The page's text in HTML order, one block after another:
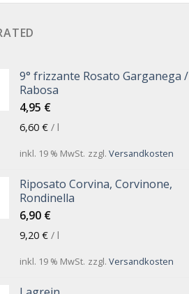
9° frizzante Rosato Garganega /
Rabosa
4,95 €
6,60 €/ l
inkl. 19 % MwSt. zzgl. Versandkosten
Riposato Corvina, Corvinone,
Rondinella
6,90 €
9,20 €/ l
inkl. 19 % MwSt. zzgl. Versandkosten